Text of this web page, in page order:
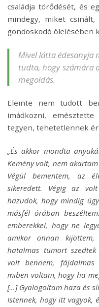
családja törődését, és
mindegy, miket
gondoskodó ölelésében
Mivel látta édesanyja
tudta, hogy számára
megoldás.
Eleinte nem tudott
imádkozni,
tegyen, tehetetlennek
„És akkor mondta
Kemény volt, nem
Végül bementem, az
sikeredett. Végig az
hazudok, hogy mindig
másfél órában
emberekkel, hogy ne
amikor onnan
hatalmas tumort
volt bennem,
miben voltam, hogy ha
[…] Gyalogoltam haza és
Istennek, hogy itt vagyok,